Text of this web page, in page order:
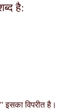
है:
इसका विपरीत है।